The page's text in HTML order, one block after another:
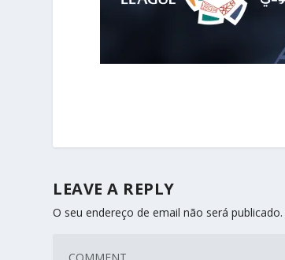
LEAVE A REPLY
O seu endereço de email não será publicado.